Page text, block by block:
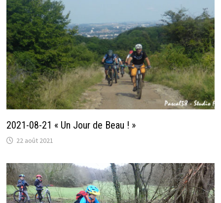
2021-08-21 « Un Jour de Beau ! »
22 août 2021